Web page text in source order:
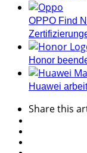
OPPO Find
Honor
Huawei
Sharethis